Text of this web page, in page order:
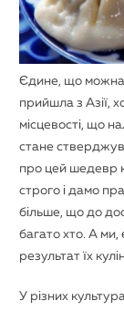
Єдине, що можна
прийшла з Азії,
місцевості, що
стане
про цей шедевр
строго і дамо
більше, що до
багато хто. А ми,
результат їх
У різних